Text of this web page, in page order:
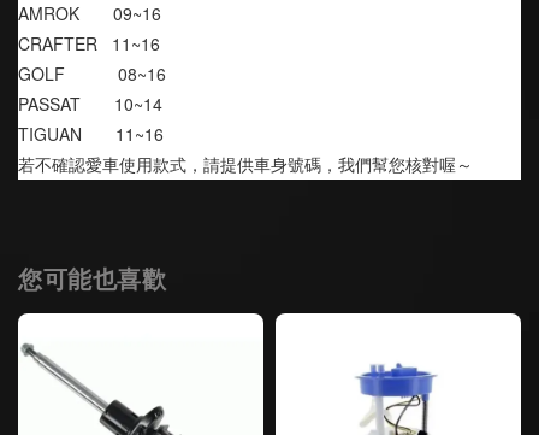
AMROK       09~16
CRAFTER   11~16
GOLF           08~16
PASSAT       10~14
TIGUAN       11~16
若不確認愛車使用款式，請提供車身號碼，我們幫您核對喔～
您可能也喜歡